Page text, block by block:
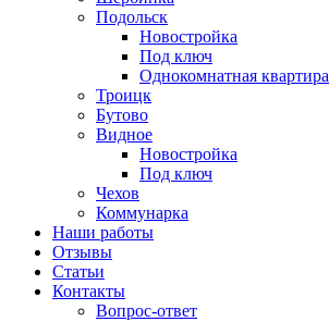
Подольск
Новостройка
Под ключ
Однокомнатная квартира
Троицк
Бутово
Видное
Новостройка
Под ключ
Чехов
Коммунарка
Наши работы
Отзывы
Статьи
Контакты
Вопрос-ответ